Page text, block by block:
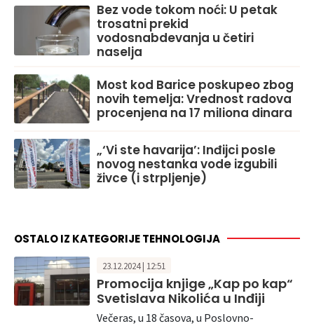
Bez vode tokom noći: U petak
trosatni prekid
vodosnabdevanja u četiri
naselja
Most kod Barice poskupeo zbog
novih temelja: Vrednost radova
procenjena na 17 miliona dinara
„‘Vi ste havarija’: Inđijci posle
novog nestanka vode izgubili
živce (i strpljenje)
OSTALO IZ KATEGORIJE TEHNOLOGIJA
23.12.2024 | 12:51
Promocija knjige „Kap po kap“
Svetislava Nikolića u Inđiji
Večeras, u 18 časova, u Poslovno-